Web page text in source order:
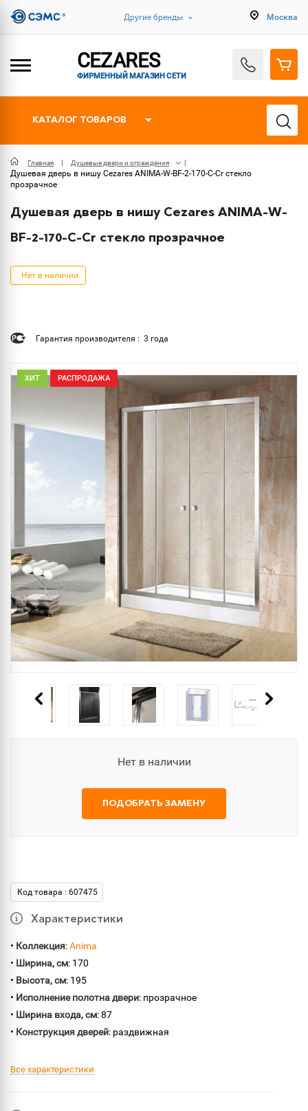
Другие бренды Москва
CEZARES
ФИРМЕННЫЙ МАГАЗИН СЕТИ
КАТАЛОГ ТОВАРОВ
Главная Душевые двери и ограждения
Душевая дверь в нишу Cezares ANIMA-W-BF-2-170-C-Cr стекло
прозрачное
Душевая дверь в нишу Cezares ANIMA-W-
BF-2-170-C-Cr стекло прозрачное
Нет в наличии
Гарантия производителя : 3 года
ХИТ РАСПРОДАЖА
Нет в наличии
ПОДОБРАТЬ ЗАМЕНУ
Код товара : 607475
Характеристики
• Коллекция:Anima
• Ширина, см: 170
• Высота, см: 195
• Исполнение полотна двери: прозрачное
• Ширина входа, см: 87
• Конструкция дверей: раздвижная
Все характеристики